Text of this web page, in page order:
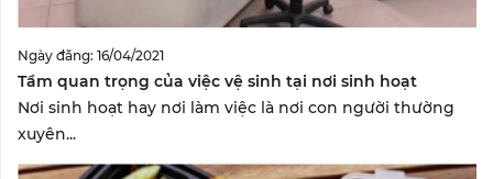
Ngày đăng: 16/04/2021
Tầm quan trọng của việc vệ sinh tại nơi sinh hoạt
Nơi sinh hoạt hay nơi làm việc là nơi con người thường
xuyên...